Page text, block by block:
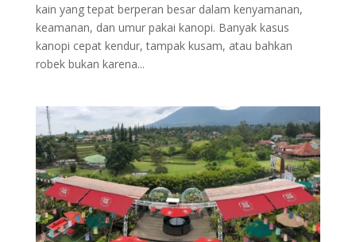
kain yang tepat berperan besar dalam kenyamanan,
keamanan, dan umur pakai kanopi. Banyak kasus
kanopi cepat kendur, tampak kusam, atau bahkan
robek bukan karena...